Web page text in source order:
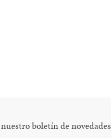
boletín de novedades